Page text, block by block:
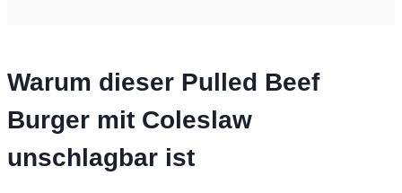
Warum dieser Pulled Beef
Burger mit Coleslaw
unschlagbar ist